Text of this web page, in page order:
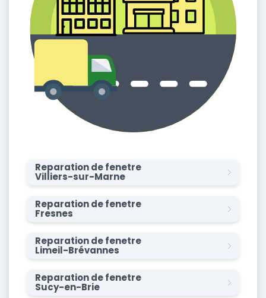
Reparation de fenetre
Villiers-sur-Marne
Reparation de fenetre
Fresnes
Reparation de fenetre
Limeil-Brévannes
Reparation de fenetre
Sucy-en-Brie